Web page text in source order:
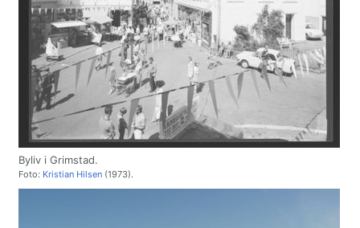
Byliv i Grimstad.
Foto: Kristian Hilsen (1973).